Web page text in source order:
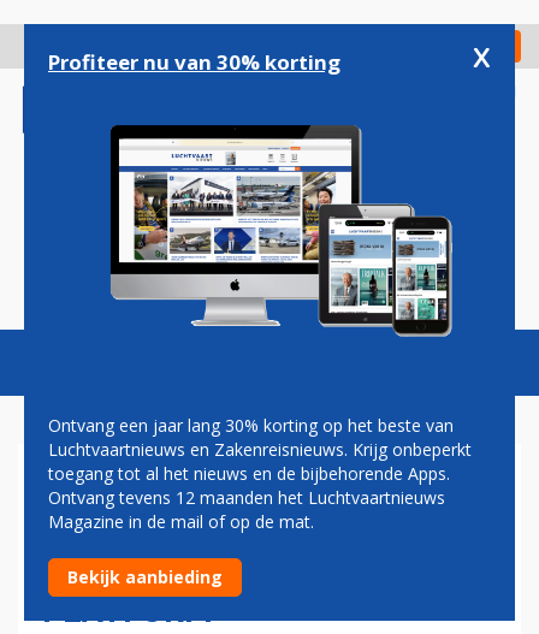
gaan
Check in
Magazine Podcasts Vacatures
BRUSSELS AIRPORT TEST
ZELFRIJDENDE
SHUTTLEBUSSEN OP HET
PLATFORM
Profiteer nu van 30% korting x
Ontvang een jaar lang 30% korting op het beste van
Luchtvaartnieuws en Zakenreisnieuws. Krijg onbeperkt
toegang tot al het nieuws en de bijbehorende Apps.
Ontvang tevens 12 maanden het Luchtvaartnieuws
Magazine in de mail of op de mat.
Bekijk aanbieding